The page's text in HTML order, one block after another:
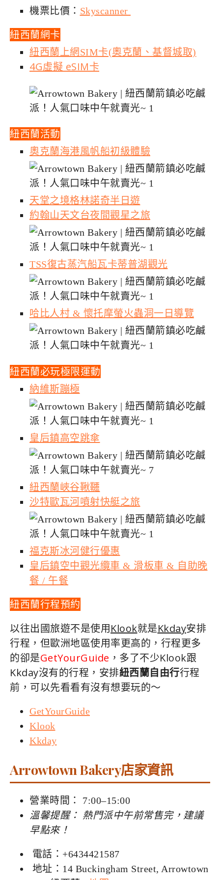
機票比價： Skyscanner
紐西蘭網卡
紐西蘭上網SIM卡(奧克蘭、基督城取)
4G虛擬 eSIM卡
紐西蘭活動
奧克蘭海港風帆船初級體驗
天堂之境格林諾奇半日遊
約翰山天文台夜間觀星之旅
TSS復古蒸汽船瓦卡蒂普湖觀光
哈比人村 & 懷托摩螢火蟲洞一日導覽
紐西蘭必玩極限運動
納維斯蹦極
皇后鎮高空跳傘
紐西蘭峽谷鞦韆
沙特歐瓦河噴射快艇之旅
福克斯冰河健行優惠
皇后鎮空中觀光纜車 & 滑板車 & 自助晚
餐 / 午餐
紐西蘭行程預約
以往出國旅遊不是使用Klook就是Kkday安排
行程，但歐洲地區使用率更高的，行程更多
的卻是GetYourGuide ，多了不少Klook跟
Kkday沒有的行程，安排紐西蘭自由行行程
前，可以先看看有沒有想要玩的～
GetYourGuide
Klook
Kkday
Arrowtown Bakery店家資訊
營業時間： 7:00–15:00
溫馨提醒： 熱門派中午前常售完，建議
早點來！
電話：+6434421587
地址：14 Buckingham Street, Arrowtown